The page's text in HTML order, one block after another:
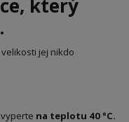
který
jej nikdo
na teplotu 40 °C.